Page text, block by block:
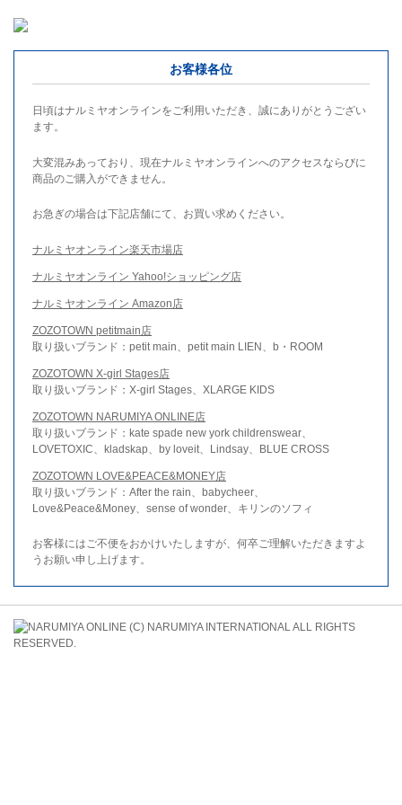
お客様各位
日頃はナルミヤオンラインをご利用いただき、誠にありがとうござい
ます。
大変混みあっており、現在ナルミヤオンラインへのアクセスならびに
商品のご購入ができません。
お急ぎの場合は下記店舗にて、お買い求めください。
ナルミヤオンライン楽天市場店
ナルミヤオンライン Yahoo!ショッピング店
ナルミヤオンライン Amazon店
ZOZOTOWN petitmain店
取り扱いブランド：petit main、petit main LIEN、b・ROOM
ZOZOTOWN X-girl Stages店
取り扱いブランド：X-girl Stages、XLARGE KIDS
ZOZOTOWN NARUMIYA ONLINE店
取り扱いブランド：kate spade new york childrenswear、
LOVETOXIC、kladskap、by loveit、Lindsay、BLUE CROSS
ZOZOTOWN LOVE&PEACE&MONEY店
取り扱いブランド：After the rain、babycheer、
Love&Peace&Money、sense of wonder、キリンのソフィ
お客様にはご不便をおかけいたしますが、何卒ご理解いただきますよ
うお願い申し上げます。